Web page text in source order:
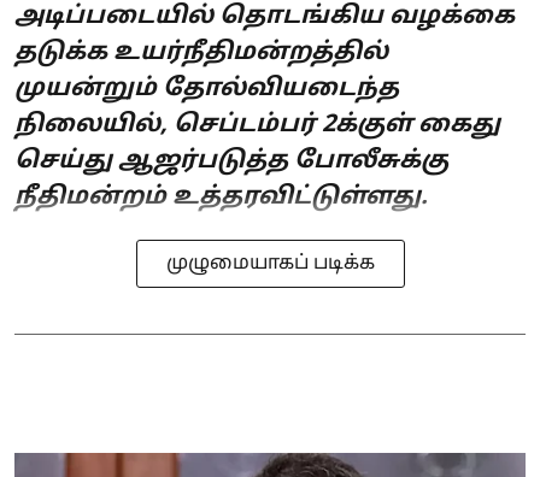
அடிப்படையில் தொடங்கிய வழக்கை
தடுக்க உயர்நீதிமன்றத்தில்
முயன்றும் தோல்வியடைந்த
நிலையில், செப்டம்பர் 2க்குள் கைது
செய்து ஆஜர்படுத்த போலீசுக்கு
நீதிமன்றம் உத்தரவிட்டுள்ளது.
முழுமையாகப் படிக்க